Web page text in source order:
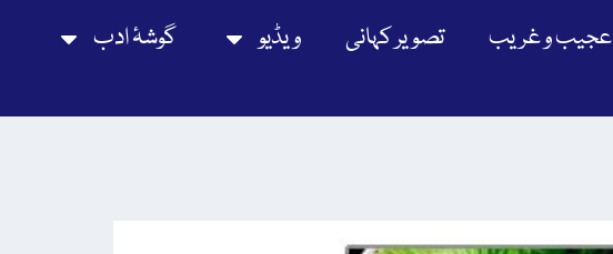
عجیب و غریب تصویر کہانی ویڈیو گوشۂ ادب